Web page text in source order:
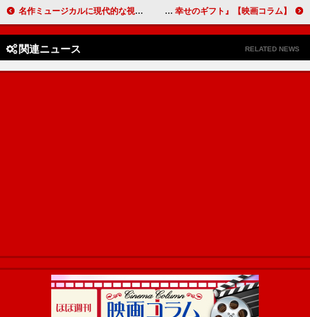
名作ミュージカルに現代的な視点を盛り込んだ『ウエスト・サイド・ストーリー』【映画コラム】 事実は小説よりも奇なりの実話を映画化した『ドリームプラン』『ボブという名の猫２ 幸せのギフト』【映画コラム】
関連ニュース RELATED NEWS